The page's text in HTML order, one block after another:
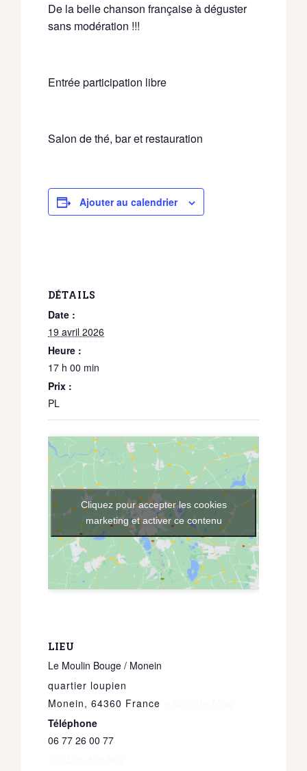
De la belle chanson française à déguster
sans modération !!!
Entrée participation libre
Salon de thé, bar et restauration
Ajouter au calendrier
DÉTAILS
Date :
19 avril 2026
Heure :
17 h 00 min
Prix :
PL
LIEU
Le Moulin Bouge / Monein
quartier loupien
Monein, 64360 France
Téléphone
06 77 26 00 77
Cliquez pour accepter les cookies
marketing et activer ce contenu